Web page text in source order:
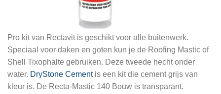
Pro kit van Rectavit is geschikt voor alle buitenwerk.
Speciaal voor daken en goten kun je de Roofing Mastic of
Shell Tixophalte gebruiken. Deze tweede hecht onder
water. DryStone Cementis een kit die cement grijs van
kleur is. De Recta-Mastic 140 Bouw is transparant.